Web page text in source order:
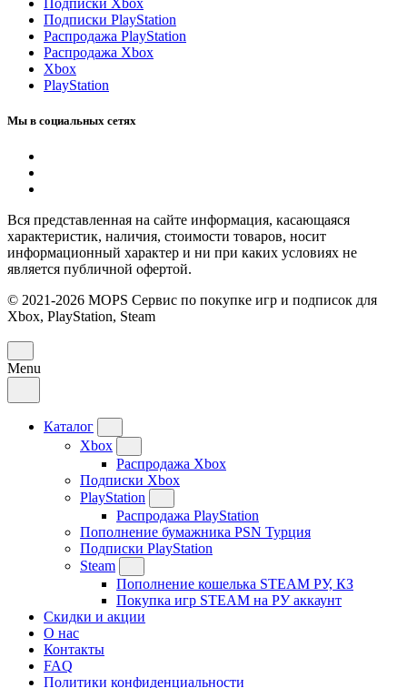
Подписки PlayStation
Распродажа PlayStation
Распродажа Xbox
Xbox
PlayStation
Мы в социальных сетях
Вся представленная на сайте информация, касающаяся
характеристик, наличия, стоимости товаров, носит
информационный характер и ни при каких условиях не
является публичной офертой.
© 2021-2026 MOPS Сервис по покупке игр и подписок для
Xbox, PlayStation, Steam
Menu
Каталог
Xbox
Распродажа Xbox
Подписки Xbox
PlayStation
Распродажа PlayStation
Пополнение бумажника PSN Турция
Подписки PlayStation
Steam
Пополнение кошелька STEAM РУ, КЗ
Покупка игр STEAM на РУ аккаунт
Скидки и акции
О нас
Контакты
FAQ
Политики конфиденциальности